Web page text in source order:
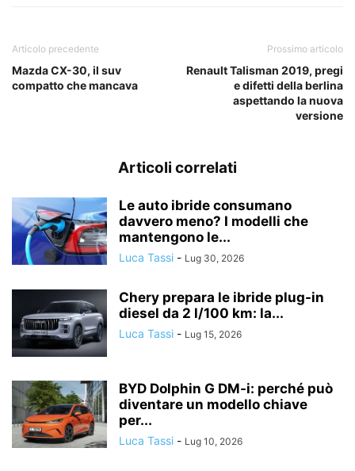
Articolo precedente
Mazda CX-30, il suv
compatto che mancava
Prossimo articolo
Renault Talisman 2019, pregi
e difetti della berlina
aspettando la nuova
versione
Articoli correlati
Le auto ibride consumano
davvero meno? I modelli che
mantengono le...
Luca Tassi - Lug 30, 2026
Chery prepara le ibride plug-in
diesel da 2 l/100 km: la...
Luca Tassi - Lug 15, 2026
BYD Dolphin G DM-i: perché può
diventare un modello chiave
per...
Luca Tassi - Lug 10, 2026